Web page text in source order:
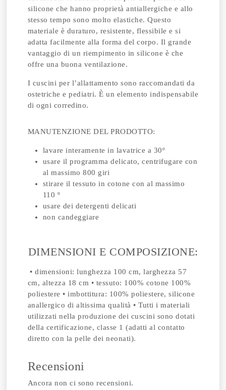
silicone che hanno proprietà antiallergiche e allo
stesso tempo sono molto elastiche. Questo
materiale è duraturo, resistente, flessibile e si
adatta facilmente alla forma del corpo. Il grande
vantaggio di un riempimento in silicone è che
offre una buona ventilazione.
I cuscini per l’allattamento sono raccomandati da
ostetriche e pediatri. È un elemento indispensabile
di ogni corredino.
MANUTENZIONE DEL PRODOTTO:
lavare interamente in lavatrice a 30º
usare il programma delicato, centrifugare con
al massimo 800 giri
stirare il tessuto in cotone con al massimo
110 º
usare dei detergenti delicati
non candeggiare
DIMENSIONI E COMPOSIZIONE:
• dimensioni: lunghezza 100 cm, larghezza 57
cm, altezza 18 cm • tessuto: 100% cotone 100%
poliestere • imbottitura: 100% poliestere, silicone
anallergico di altissima qualità • Tutti i materiali
utilizzati nella produzione dei cuscini sono dotati
della certificazione, classe 1 (adatti al contatto
diretto con la pelle dei neonati).
Recensioni
Ancora non ci sono recensioni.